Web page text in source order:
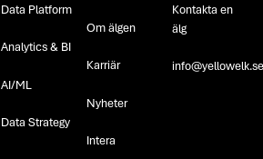
Data Platform
Analytics & BI
AI/ML
Data Strategy
Om älgen
Karriär
Nyheter
Intera
Kontakta en
älg
info@yellowelk.se